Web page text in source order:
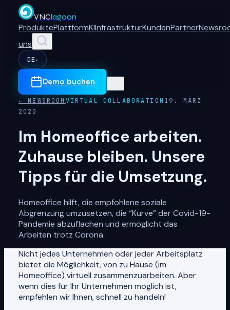
VNClagoon
ProduktePlattformKIInfrastrukturKundenPartner
uns
DE ▾
Demo buchen
← NEWSROOM VIRTUAL COLLABORATION 19. MÄRZ
2020
Im Homeoffice arbeiten.
Zuhause bleiben. Unsere
Tipps für die Umsetzung.
Homeoffice hilft, die empfohlene soziale
Abgrenzung umzusetzen, die “Kurve” der Covid-19-
Pandemie abzuflachen und ermöglicht das
Arbeiten trotz Corona.
Nicht jedes Unternehmen oder jeder Arbeitsplatz
bietet die Möglichkeit, von zu Hause (im
Homeoffice) virtuell zusammenzuarbeiten. Aber
wenn dies für Ihr Unternehmen möglich ist,
empfehlen wir Ihnen, schnell zu handeln!